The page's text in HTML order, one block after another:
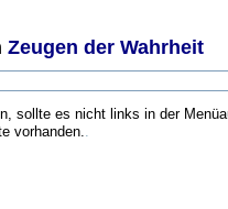
Zeugen der Wahrheit
sollte es nicht links in der
vorhanden.